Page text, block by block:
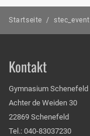
Startseite / stec_event
Kontakt
Gymnasium Schenefeld
Achter de Weiden 30
22869 Schenefeld
Tel.: 040-83037230